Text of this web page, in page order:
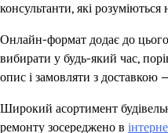
консультанти, які
Онлайн-формат додає до
вибирати у будь-який час,
опис і замовляти з доставкою
Широкий асортимент
ремонту зосереджено в